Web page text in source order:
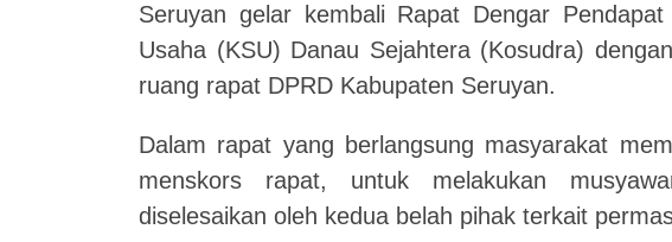
Seruyan gelar kembali Rapat Dengar
Usaha (KSU) Danau Sejahtera (Kosudra)
ruang rapat DPRD Kabupaten Seruyan.
Dalam rapat yang berlangsung masyarakat
menskors rapat, untuk melakukan
diselesaikan oleh kedua belah pihak terkait